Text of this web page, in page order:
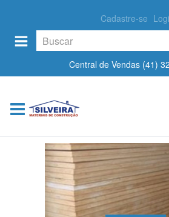
Cadastre-se
Central de Vendas (41)